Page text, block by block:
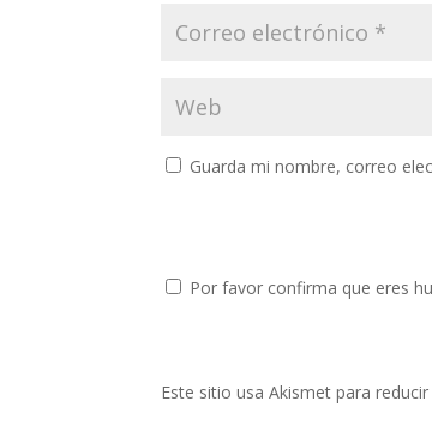
Guarda mi nombre, correo
Por favor confirma que eres
Este sitio usa Akismet para